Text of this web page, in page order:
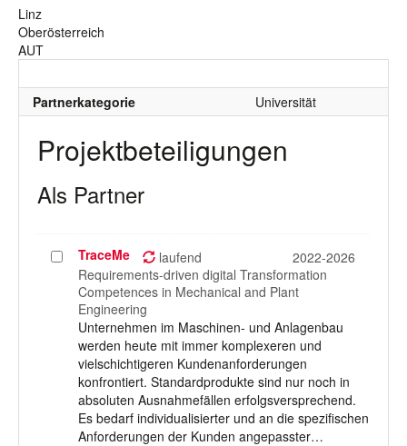
Linz
Oberösterreich
AUT
Partnerkategorie Universität
Projektbeteiligungen
Als Partner
Projekt
auswählen
TraceMe laufend
2022-2026
Requirements-driven digital Transformation
Competences in Mechanical and Plant
Engineering
Unternehmen im Maschinen- und Anlagenbau
werden heute mit immer komplexeren und
vielschichtigeren Kundenanforderungen
konfrontiert. Standardprodukte sind nur noch in
absoluten Ausnahmefällen erfolgsversprechend.
Es bedarf individualisierter und an die spezifischen
Anforderungen der Kunden angepasster…